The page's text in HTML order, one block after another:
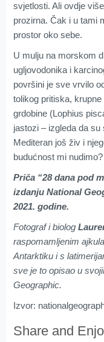
svjetlosti. Ali ovdje
prozirna. Čak i u tami
prostor oko sebe.
U mulju na morskom
ugljovodonika i
površini je sve vrvilo
tolikog pritiska,
grdobine (Lophius
jastozi – izgleda da
Mediteran još živ i
budućnost mi nudimo?
Priča “28 dana pod
izdanju National
2021. godine.
Fotograf i biolog
raspomamljenim
Antarktiku i s
sve je to opisao u
Geographic.
Izvor:
Share and